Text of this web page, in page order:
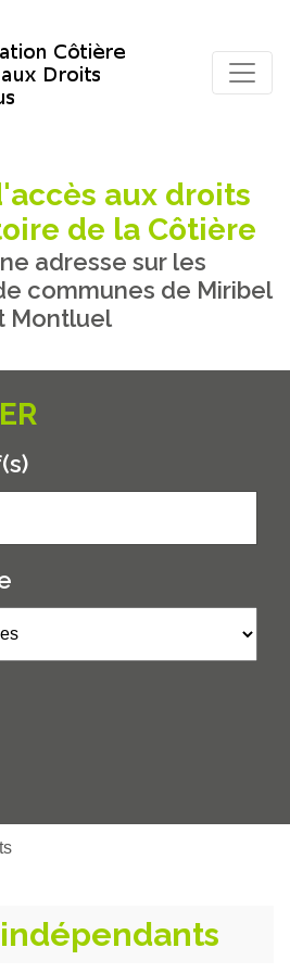
aux droits
de la Côtière
adresse sur les
communes de Miribel
Montluel
indépendants